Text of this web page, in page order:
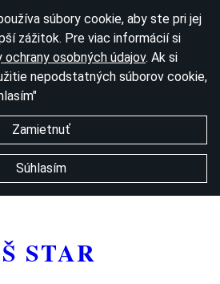
súbory cookie, aby ste pri jej
zážitok. Pre viac informácií si
ochrany osobných údajov. Ak si
nepodstatných súborov cookie,
Zamietnuť
Súhlasím
STAR